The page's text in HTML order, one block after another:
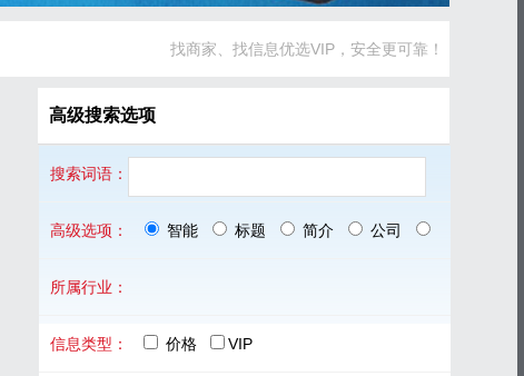
找商家、找信息优选VIP，安全更可靠！
高级搜索选项
搜索词语：
高级选项： 智能 标题 简介 公司
品牌
所属行业：
信息类型： 价格 VIP